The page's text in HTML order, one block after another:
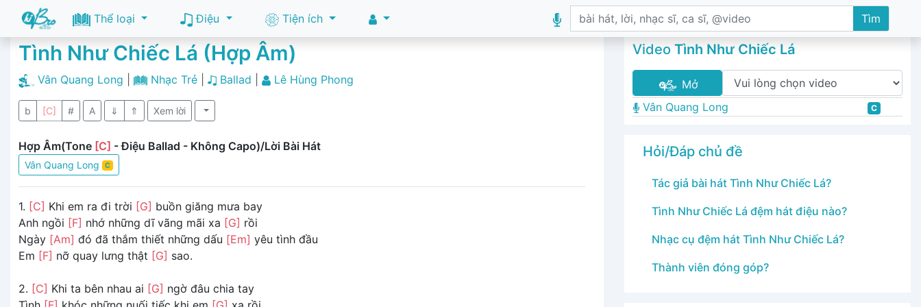
Thể loại Điệu Tiện ích Tìm
Tình Như Chiếc Lá (Hợp Âm)
Vân Quang Long Nhạc Trẻ| Ballad Lê Hùng Phong
b [C] # A ⇓ ⇑ Xem lời
Hợp Âm(Tone [C] - Điệu Ballad - Không Capo)/Lời Bài Hát
Vân Quang Long C
1. [C] Khi em ra đi trời [G] buồn giăng mưa bay
Anh ngồi [F] nhớ những dĩ vãng mãi xa [G] rồi
Ngày [Am] đó đã thắm thiết những dấu [Em] yêu tình đầu
Em [F] nỡ quay lưng thật [G] sao.
2. [C] Khi ta bên nhau ai [G] ngờ đâu chia tay
Video Tình Như Chiếc Lá
Mở
Vân Quang Long
C
Hỏi/Đáp chủ đề
Tác giả bài hát Tình Như Chiếc Lá?
Tình Như Chiếc Lá đệm hát điệu nào?
Nhạc cụ đệm hát Tình Như Chiếc Lá?
Thành viên đóng góp?